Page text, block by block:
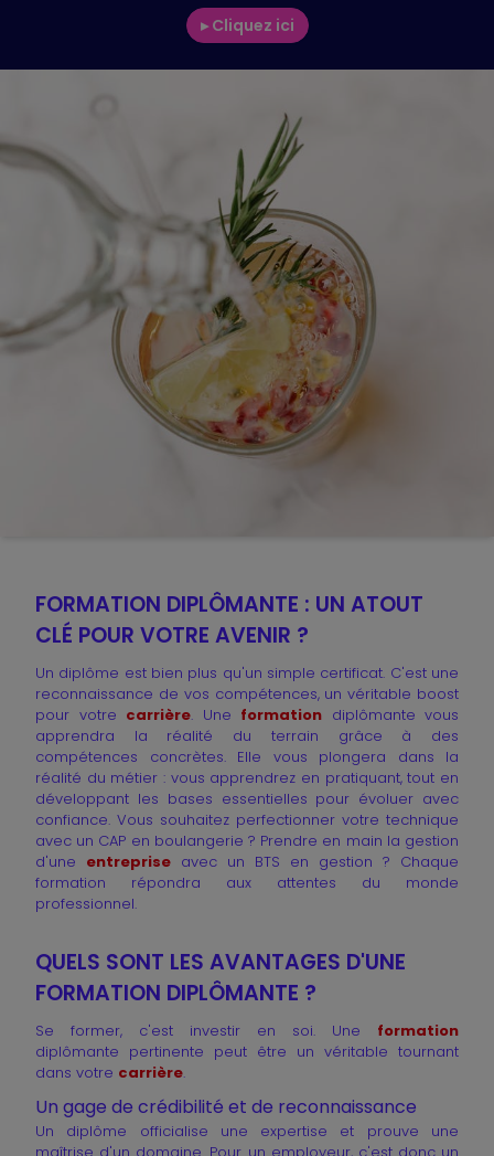
▸ Cliquez ici
FORMATION DIPLÔMANTE : UN ATOUT
CLÉ POUR VOTRE AVENIR ?
Un diplôme est bien plus qu'un simple certificat. C'est une
reconnaissance de vos compétences, un véritable boost
pour votre carrière. Une formation diplômante vous
apprendra la réalité du terrain grâce à des
compétences concrètes. Elle vous plongera dans la
réalité du métier : vous apprendrez en pratiquant, tout en
développant les bases essentielles pour évoluer avec
confiance. Vous souhaitez perfectionner votre technique
avec un CAP en boulangerie ? Prendre en main la gestion
d'une entreprise avec un BTS en gestion ? Chaque
formation répondra aux attentes du monde
professionnel.
QUELS SONT LES AVANTAGES D'UNE
FORMATION DIPLÔMANTE ?
Se former, c'est investir en soi. Une formation
diplômante pertinente peut être un véritable tournant
dans votre carrière.
Un gage de crédibilité et de reconnaissance
Un diplôme officialise une expertise et prouve une